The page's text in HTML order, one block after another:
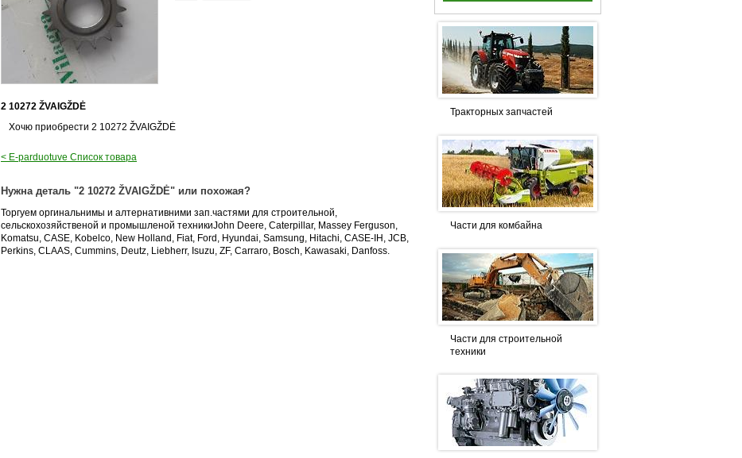
2 10272 ŽVAIGŽDĖ
Хочю приобрести 2 10272 ŽVAIGŽDĖ
< E-parduotuve Список товара
Нужна деталь "2 10272 ŽVAIGŽDĖ" или похожая?
Торгуем оргинальнимы и алтернативними зап.частями для строительной,
сельскохозяйственой и промышленой техникиJohn Deere, Caterpillar, Massey Ferguson,
Komatsu, CASE, Kobelco, New Holland, Fiat, Ford, Hyundai, Samsung, Hitachi, CASE-IH, JCB,
Perkins, CLAAS, Cummins, Deutz, Liebherr, Isuzu, ZF, Carraro, Bosch, Kawasaki, Danfoss.
Тракторных запчастей
Части для комбайна
Части для строительной
техники